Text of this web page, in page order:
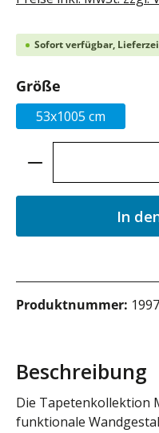
Sofort verfügbar,
Größe
53x1005 cm
Produkt
In
Produktnummer:
Beschreibung
Die Tapetenkollektion
funktionale